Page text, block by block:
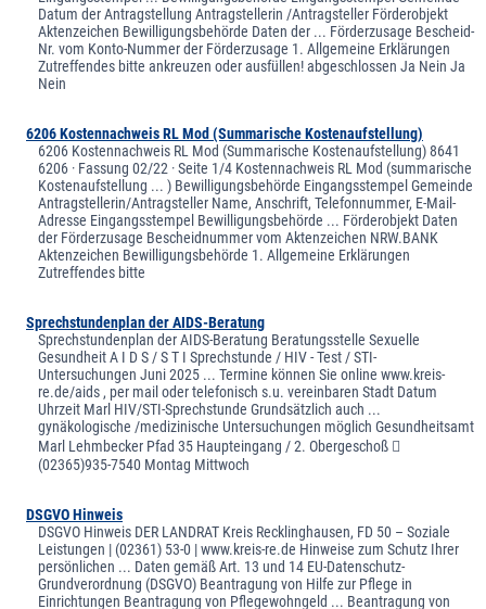
Datum der Antragstellung Antragstellerin /Antragsteller Förderobjekt
Aktenzeichen Bewilligungsbehörde Daten der ... Förderzusage Bescheid-
Nr. vom Konto-Nummer der Förderzusage 1. Allgemeine Erklärungen
Zutreffendes bitte ankreuzen oder ausfüllen! abgeschlossen Ja Nein Ja
Nein
6206 Kostennachweis RL Mod (Summarische Kostenaufstellung)
6206 Kostennachweis RL Mod (Summarische Kostenaufstellung) 8641
6206 · Fassung 02/22 · Seite 1/4 Kostennachweis RL Mod (summarische
Kostenaufstellung ... ) Bewilligungsbehörde Eingangsstempel Gemeinde
Antragstellerin/Antragsteller Name, Anschrift, Telefonnummer, E-Mail-
Adresse Eingangsstempel Bewilligungsbehörde ... Förderobjekt Daten
der Förderzusage Bescheidnummer vom Aktenzeichen NRW.BANK
Aktenzeichen Bewilligungsbehörde 1. Allgemeine Erklärungen
Zutreffendes bitte
Sprechstundenplan der AIDS-Beratung
Sprechstundenplan der AIDS-Beratung Beratungsstelle Sexuelle
Gesundheit A I D S / S T I Sprechstunde / HIV - Test / STI-
Untersuchungen Juni 2025 ... Termine können Sie online www.kreis-
re.de/aids , per mail oder telefonisch s.u. vereinbaren Stadt Datum
Uhrzeit Marl HIV/STI-Sprechstunde Grundsätzlich auch ...
gynäkologische /medizinische Untersuchungen möglich Gesundheitsamt
Marl Lehmbecker Pfad 35 Haupteingang / 2. Obergeschoß 
(02365)935-7540 Montag Mittwoch
DSGVO Hinweis
DSGVO Hinweis DER LANDRAT Kreis Recklinghausen, FD 50 – Soziale
Leistungen | (02361) 53-0 | www.kreis-re.de Hinweise zum Schutz Ihrer
persönlichen ... Daten gemäß Art. 13 und 14 EU-Datenschutz-
Grundverordnung (DSGVO) Beantragung von Hilfe zur Pflege in
Einrichtungen Beantragung von Pflegewohngeld ... Beantragung von